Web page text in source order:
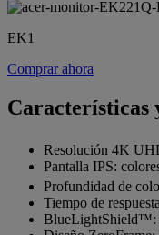
EK1
Comprar ahora
Características
Resolución 4K
Pantalla IPS:
Profundidad de
Tiempo de
BlueLightShield™: